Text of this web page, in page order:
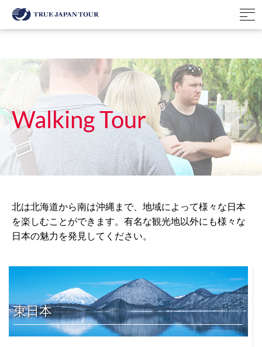
Walking Tour
北は北海道から南は沖縄まで、地域によって様々な日本
を楽しむことができます。有名な観光地以外にも様々な
日本の魅力を発見してください。
東日本